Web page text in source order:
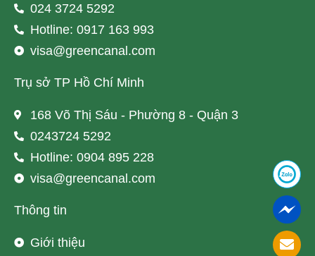
024 3724 5292
Hotline: 0917 163 993
visa@greencanal.com
Trụ sở TP Hồ Chí Minh
168 Võ Thị Sáu - Phường 8 - Quận 3
0243724 5292
Hotline: 0904 895 228
visa@greencanal.com
Thông tin
Giới thiệu